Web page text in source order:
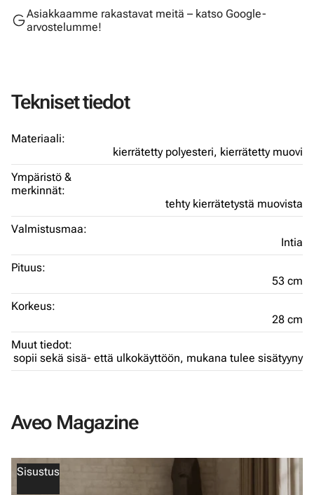
Asiakkaamme rakastavat meitä – katso Google-
arvostelumme!
Tekniset tiedot
Materiaali:
kierrätetty polyesteri, kierrätetty muovi
Ympäristö &
merkinnät:
tehty kierrätetystä muovista
Valmistusmaa:
Intia
Pituus:
53 cm
Korkeus:
28 cm
Muut tiedot:
sopii sekä sisä- että ulkokäyttöön, mukana tulee sisätyyny
Aveo Magazine
Sisustus